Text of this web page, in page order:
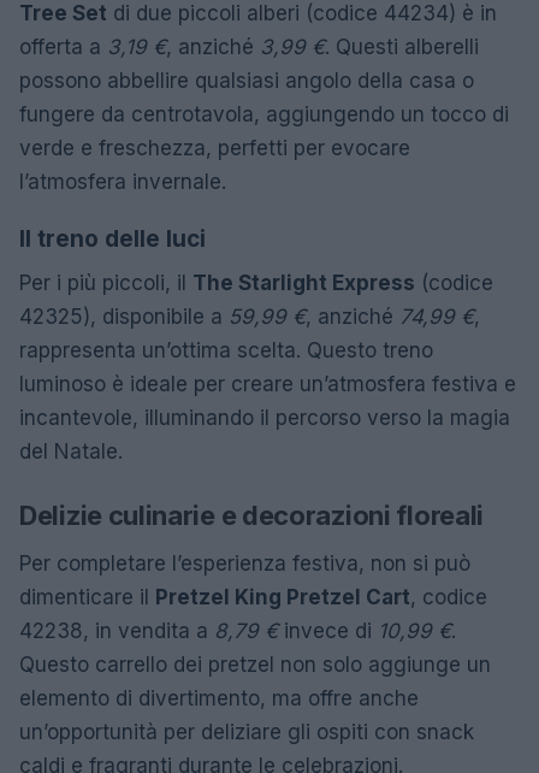
Tree Set di due piccoli alberi (codice 44234) è in
offerta a 3,19 €, anziché 3,99 €. Questi alberelli
possono abbellire qualsiasi angolo della casa o
fungere da centrotavola, aggiungendo un tocco di
verde e freschezza, perfetti per evocare
l’atmosfera invernale.
Il treno delle luci
Per i più piccoli, il The Starlight Express (codice
42325), disponibile a 59,99 €, anziché 74,99 €,
rappresenta un’ottima scelta. Questo treno
luminoso è ideale per creare un’atmosfera festiva e
incantevole, illuminando il percorso verso la magia
del Natale.
Delizie culinarie e decorazioni floreali
Per completare l’esperienza festiva, non si può
dimenticare il
Pretzel King Pretzel Cart, codice
42238, in vendita a 8,79 €invece di 10,99 €.
Questo carrello dei pretzel non solo aggiunge un
elemento di divertimento, ma offre anche
un’opportunità per deliziare gli ospiti con snack
caldi e fragranti durante le celebrazioni.